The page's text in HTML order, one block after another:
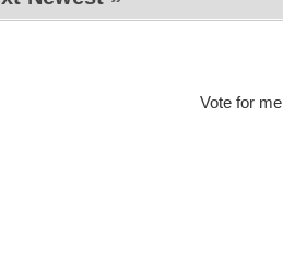
Vote for